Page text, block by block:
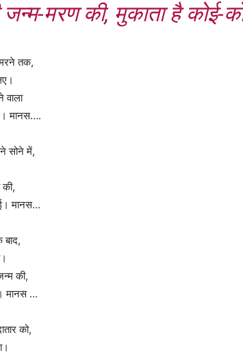
जन्म-मरण की, मुकाता है कोई-
तक,
मानस….
सोने में,
मानस…
की,
मानस …
को,